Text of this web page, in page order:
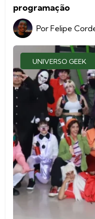
programação
Por Felipe
UNIVERSO GEEK